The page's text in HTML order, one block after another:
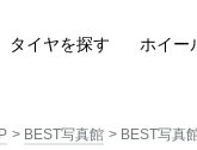
タイヤを探す ホイー
BEST写真館 BEST写真